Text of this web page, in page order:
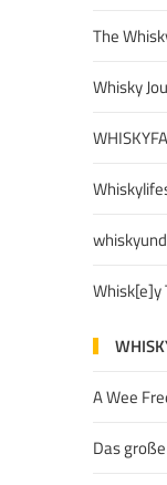
The
Whisky
Whisk[e]y
A Wee
Das